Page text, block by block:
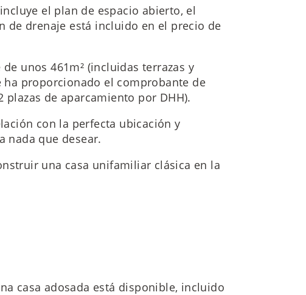
el plan de espacio abierto, el
de drenaje está incluido en el precio de
unos 461m² (incluidas terrazas y
ha proporcionado el comprobante de
de aparcamiento por DHH).
con la perfecta ubicación y
nada que desear.
una casa unifamiliar clásica en la
casa adosada está disponible, incluido